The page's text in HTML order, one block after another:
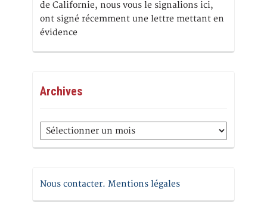
de Californie, nous vous le signalions ici,
ont signé récemment une lettre mettant en
évidence
Archives
Archives
Nous contacter. Mentions légales